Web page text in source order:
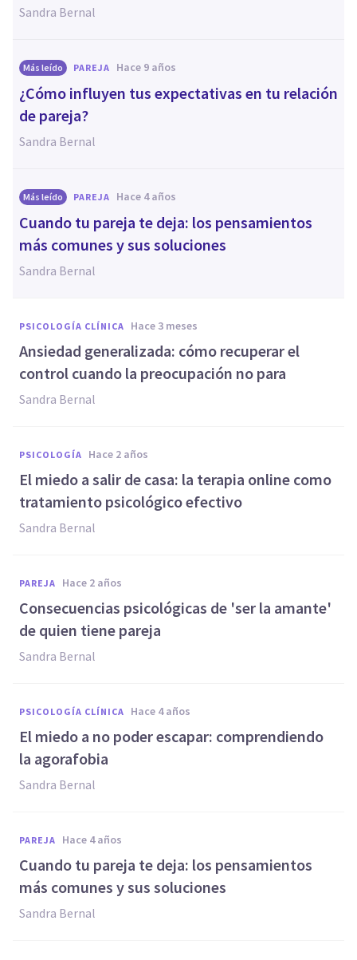
Sandra Bernal
Más leído PAREJA hace 9 años
¿Cómo influyen tus expectativas en tu relación
de pareja?
Sandra Bernal
Más leído PAREJA hace 4 años
Cuando tu pareja te deja: los pensamientos
más comunes y sus soluciones
Sandra Bernal
PSICOLOGÍA CLÍNICA hace 3 meses
Ansiedad generalizada: cómo recuperar el
control cuando la preocupación no para
Sandra Bernal
PSICOLOGÍA hace 2 años
El miedo a salir de casa: la terapia online como
tratamiento psicológico efectivo
Sandra Bernal
PAREJA hace 2 años
Consecuencias psicológicas de 'ser la amante'
de quien tiene pareja
Sandra Bernal
PSICOLOGÍA CLÍNICA hace 4 años
El miedo a no poder escapar: comprendiendo
la agorafobia
Sandra Bernal
PAREJA hace 4 años
Cuando tu pareja te deja: los pensamientos
más comunes y sus soluciones
Sandra Bernal